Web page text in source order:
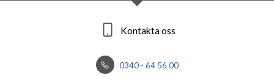
Kontakta oss
0340 - 64 56 00